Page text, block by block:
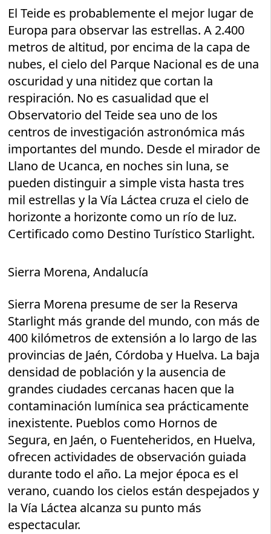
El Teide es probablemente el mejor lugar de
Europa para observar las estrellas. A 2.400
metros de altitud, por encima de la capa de
nubes, el cielo del Parque Nacional es de una
oscuridad y una nitidez que cortan la
respiración. No es casualidad que el
Observatorio del Teide sea uno de los
centros de investigación astronómica más
importantes del mundo. Desde el mirador de
Llano de Ucanca, en noches sin luna, se
pueden distinguir a simple vista hasta tres
mil estrellas y la Vía Láctea cruza el cielo de
horizonte a horizonte como un río de luz.
Certificado como Destino Turístico Starlight.
Sierra Morena, Andalucía
Sierra Morena presume de ser la Reserva
Starlight más grande del mundo, con más de
400 kilómetros de extensión a lo largo de las
provincias de Jaén, Córdoba y Huelva. La baja
densidad de población y la ausencia de
grandes ciudades cercanas hacen que la
contaminación lumínica sea prácticamente
inexistente. Pueblos como Hornos de
Segura, en Jaén, o Fuenteheridos, en Huelva,
ofrecen actividades de observación guiada
durante todo el año. La mejor época es el
verano, cuando los cielos están despejados y
la Vía Láctea alcanza su punto más
espectacular.